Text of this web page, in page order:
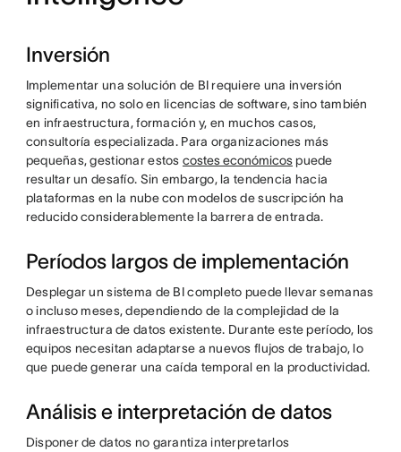
Inversión
Implementar una solución de BI requiere una inversión
significativa, no solo en licencias de software, sino también
en infraestructura, formación y, en muchos casos,
consultoría especializada. Para organizaciones más
pequeñas, gestionar estos costes económicospuede
resultar un desafío. Sin embargo, la tendencia hacia
plataformas en la nube con modelos de suscripción ha
reducido considerablemente la barrera de entrada.
Períodos largos de implementación
Desplegar un sistema de BI completo puede llevar semanas
o incluso meses, dependiendo de la complejidad de la
infraestructura de datos existente. Durante este período, los
equipos necesitan adaptarse a nuevos flujos de trabajo, lo
que puede generar una caída temporal en la productividad.
Análisis e interpretación de datos
Disponer de datos no garantiza interpretarlos